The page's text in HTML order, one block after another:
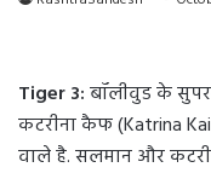
Tiger 3:बॉलीवुड के
कटरीना कैफ (Katrina
वाले है. सलमान और